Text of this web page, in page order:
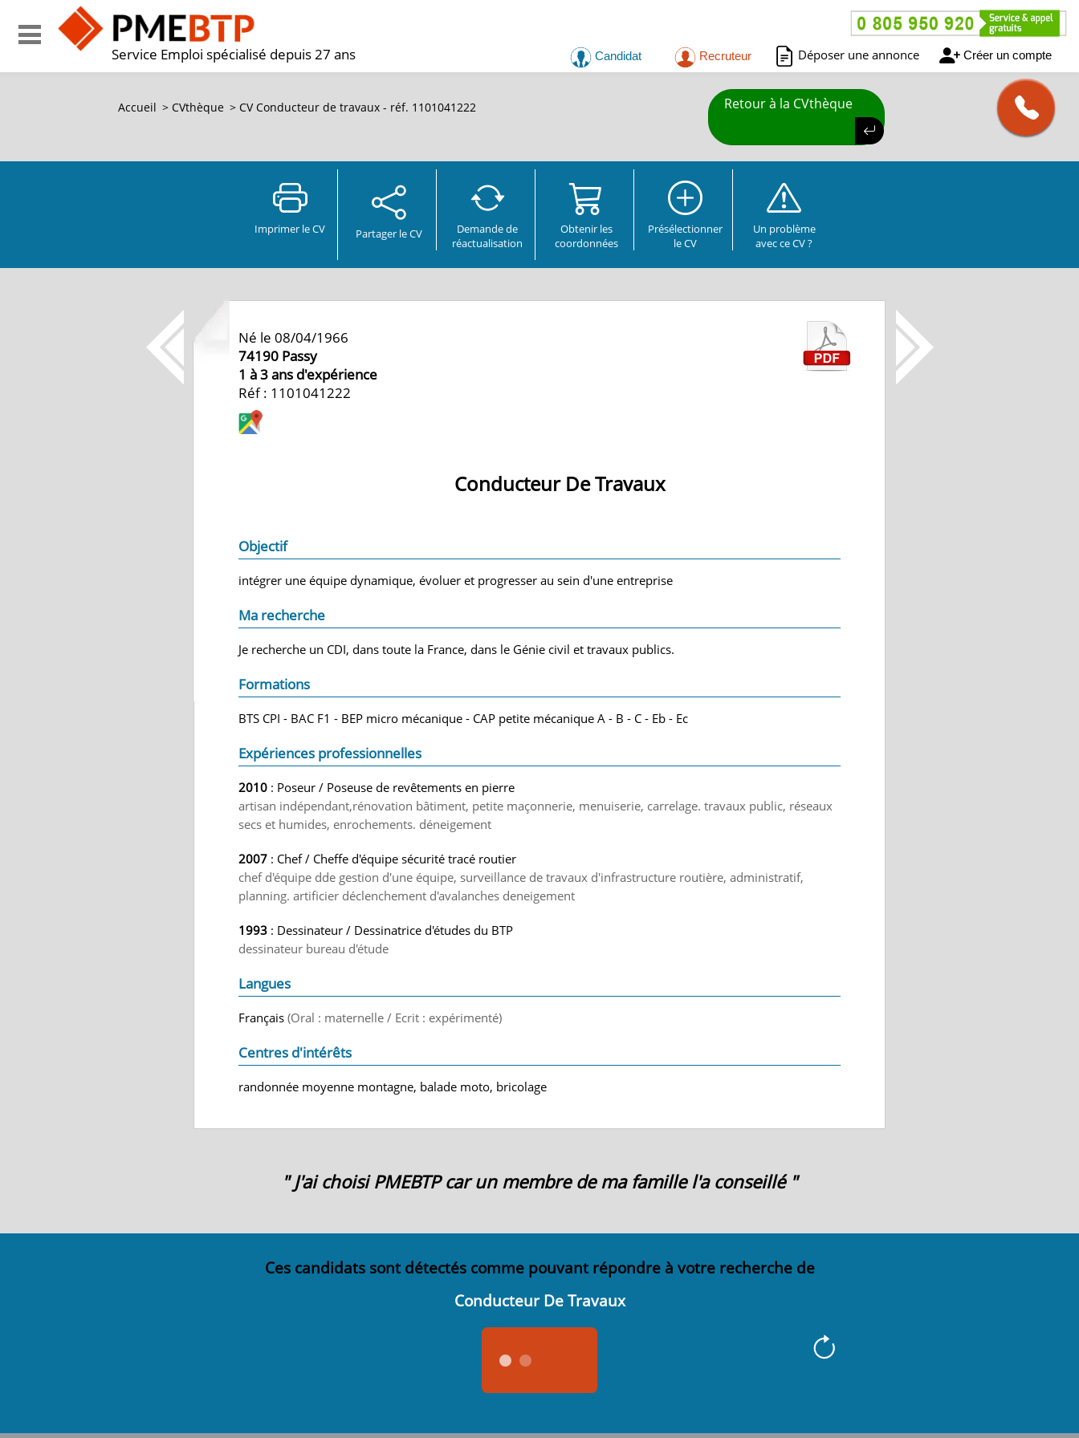
Service Emploi spécialisé depuis 27 ans Candidat Recruteur Déposer une annonce Créer un compte
Accueil > CVthèque > CV Conducteur de travaux - réf. 1101041222 Retour à la CVthèque
Imprimer le CV Partager le CV
Demande de
réactualisation
Obtenir les
coordonnées
Présélectionner
le CV
Un problème
avec ce CV ?
Né le 08/04/1966
74190 Passy
1 à 3 ans d'expérience
Réf : 1101041222
Conducteur De Travaux
Objectif
intégrer une équipe dynamique, évoluer et progresser au sein d'une entreprise
Ma recherche
Je recherche un CDI, dans toute la France, dans le Génie civil et travaux publics.
Formations
BTS CPI - BAC F1 - BEP micro mécanique - CAP petite mécanique A - B - C - Eb - Ec
Expériences professionnelles
2010 : Poseur / Poseuse de revêtements en pierre
artisan indépendant,rénovation bâtiment, petite maçonnerie, menuiserie, carrelage. travaux public, réseaux
secs et humides, enrochements. déneigement
2007 : Chef / Cheffe d'équipe sécurité tracé routier
chef d'équipe dde gestion d'une équipe, surveillance de travaux d'infrastructure routière, administratif,
planning. artificier déclenchement d'avalanches deneigement
1993 : Dessinateur / Dessinatrice d'études du BTP
dessinateur bureau d'étude
Langues
Français (Oral : maternelle / Ecrit : expérimenté)
Centres d'intérêts
randonnée moyenne montagne, balade moto, bricolage
" J'ai choisi PMEBTP car un membre de ma famille l'a conseillé "
Ces candidats sont détectés comme pouvant répondre à votre recherche de
Conducteur De Travaux